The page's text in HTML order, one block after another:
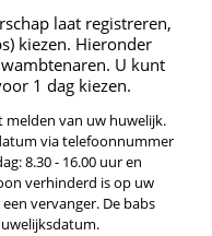
laat registreren,
kiezen. Hieronder
U kunt
1 dag kiezen.
melden van uw huwelijk.
via telefoonnummer
8.30 - 16.00 uur en
verhinderd is op uw
vervanger. De babs